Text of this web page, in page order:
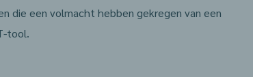
die een volmacht hebben gekregen van een
tool.